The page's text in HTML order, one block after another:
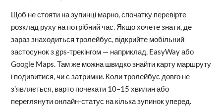
Щоб не стояти на зупинці марно, спочатку перевірте
розклад руху на потрібний час. Якщо хочете знати, де
зараз знаходиться тролейбус, відкрийте мобільний
застосунок з gps-трекінгом — наприклад, EasyWay або
Google Maps. Там же можна швидко знайти карту маршруту
і подивитися, чи є затримки. Коли тролейбус довго не
з’являється, варто почекати 10–15 хвилин або
переглянути онлайн-статус на кілька зупинок уперед.